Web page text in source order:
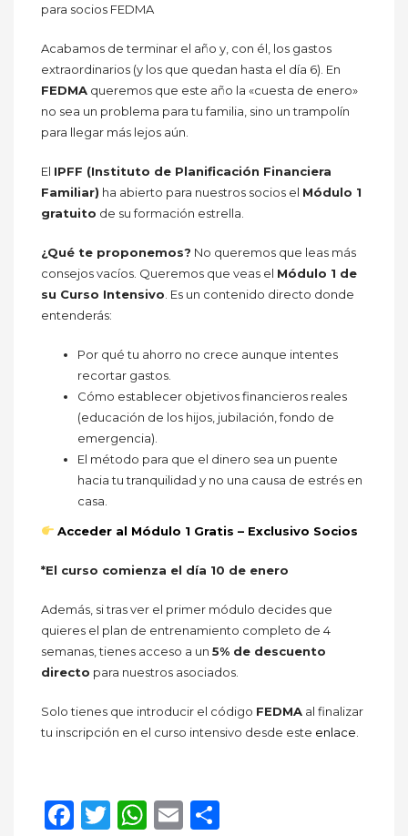
para socios FEDMA
Acabamos de terminar el año y, con él, los gastos
extraordinarios (y los que quedan hasta el día 6). En
FEDMA queremos que este año la «cuesta de enero»
no sea un problema para tu familia, sino un trampolín
para llegar más lejos aún.
El IPFF (Instituto de Planificación Financiera
Familiar) ha abierto para nuestros socios el Módulo 1
gratuito de su formación estrella.
¿Qué te proponemos? No queremos que leas más
consejos vacíos. Queremos que veas el Módulo 1 de
su Curso Intensivo . Es un contenido directo donde
entenderás:
Por qué tu ahorro no crece aunque intentes
recortar gastos.
Cómo establecer objetivos financieros reales
(educación de los hijos, jubilación, fondo de
emergencia).
El método para que el dinero sea un puente
hacia tu tranquilidad y no una causa de estrés en
casa.
Acceder al Módulo 1 Gratis – Exclusivo Socios
*El curso comienza el día 10 de enero
Además, si tras ver el primer módulo decides que
quieres el plan de entrenamiento completo de 4
semanas, tienes acceso a un 5% de descuento
directo para nuestros asociados.
Solo tienes que introducir el código FEDMA al finalizar
tu inscripción en el curso intensivo desde este enlace
Facebook
Twitter
WhatsApp
Email